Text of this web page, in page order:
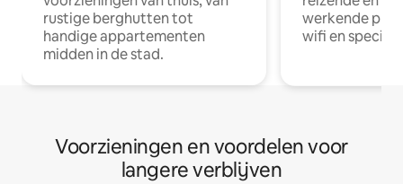
rustige berghutten tot
handige appartementen
midden in de stad.
werkende
wifi en
Voorzieningen en voordelen voor
langere verblijven